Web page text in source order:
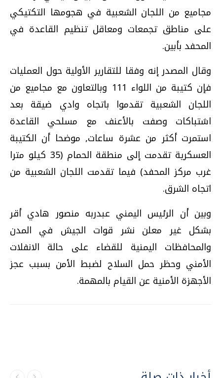
مجاميع من اللجان الشعبية في هجومها التكتيكي
على مناطق تجمعات ومعاقل تنظيم القاعدة في
المحفد بأبين.
وقال المصدر إنه وفقا للتقارير الأولية حول العمليات
فإن كتيبة من اللواء 111 وبالتعاون مع مجاميع من
اللجان الشعبية تقدموا باتجاه وادي ضيقة بعد
اشتباكات وصفت بالأعنف مع مسلحي القاعدة
استمرت أكثر من عشرة ساعات, موضحا أن الكتيبة
العسكرية تقدمت إلى منطقة الحمام (35 كيلو مترا
غرب مركز المحفد) فيما تقدمت اللجان الشعبية من
اتجاه الشرق.
وبين أن الرئيس اليمني عبدربه منصور هادي أقر
بشكل غير معلن نشر قوات الجيش في المدن
والمحافظات اليمنية للقضاء على حالة الانفلات
الأمني وحظر حمل السلاح لضبط الأمن بسبب عجز
الأجهزة الأمنية عن القيام بالمهمة.